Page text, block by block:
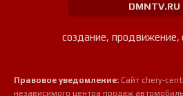
DMNTV.RU
создание,
Правовое уведомление: Сайт chery-
независимого центра продаж